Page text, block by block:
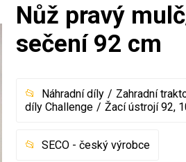
Nůž pravý
sečení 92 cm
Náhradní díly Zahradní
díly Challenge
Žací ústrojí 92,
SECO - český výrobce